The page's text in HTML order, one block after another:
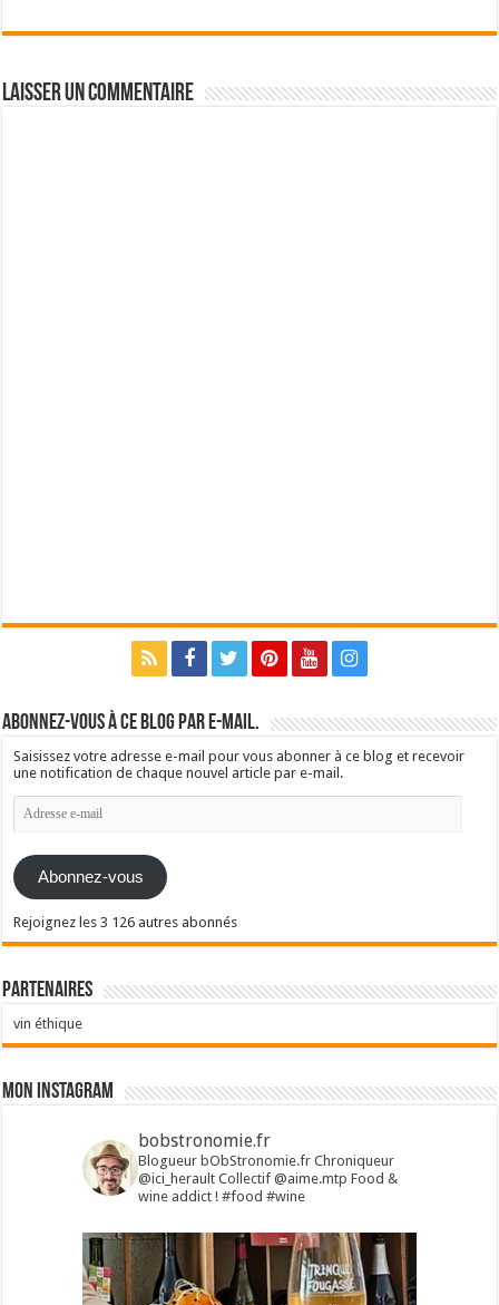
Laisser un commentaire
Abonnez-vous à ce blog par e-mail.
Saisissez votre adresse e-mail pour vous abonner à ce blog et recevoir
une notification de chaque nouvel article par e-mail.
Adresse
e-
Abonnez-vous
Rejoignez les 3 126 autres abonnés
Partenaires
vin éthique
Mon Instagram
bobstronomie.fr
Blogueur bObStronomie.fr Chroniqueur
@ici_heraultCollectif @aime.mtp Food &
wine addict !#food #wine